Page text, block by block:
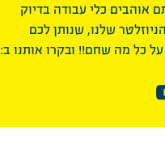
אוהבים כלי עבודה בדיוק
שלנו, שנותן לכם
כל מה שחם!! ובקרו אותנו ב: